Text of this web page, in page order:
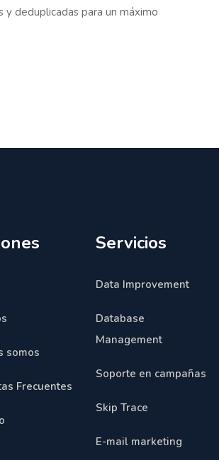
deduplicadas para un máximo
somos
Frecuentes
Servicios
Data Improvement
Database
Management
Soporte en campañas
Skip Trace
E-mail marketing